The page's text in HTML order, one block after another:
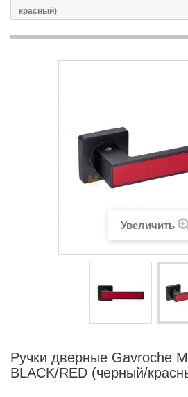
красный)
Увеличить
Ручки дверные Gavroche
BLACK/RED (черный/